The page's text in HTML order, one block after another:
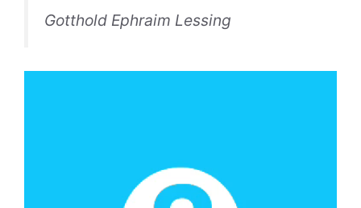
Gotthold Ephraim Lessing